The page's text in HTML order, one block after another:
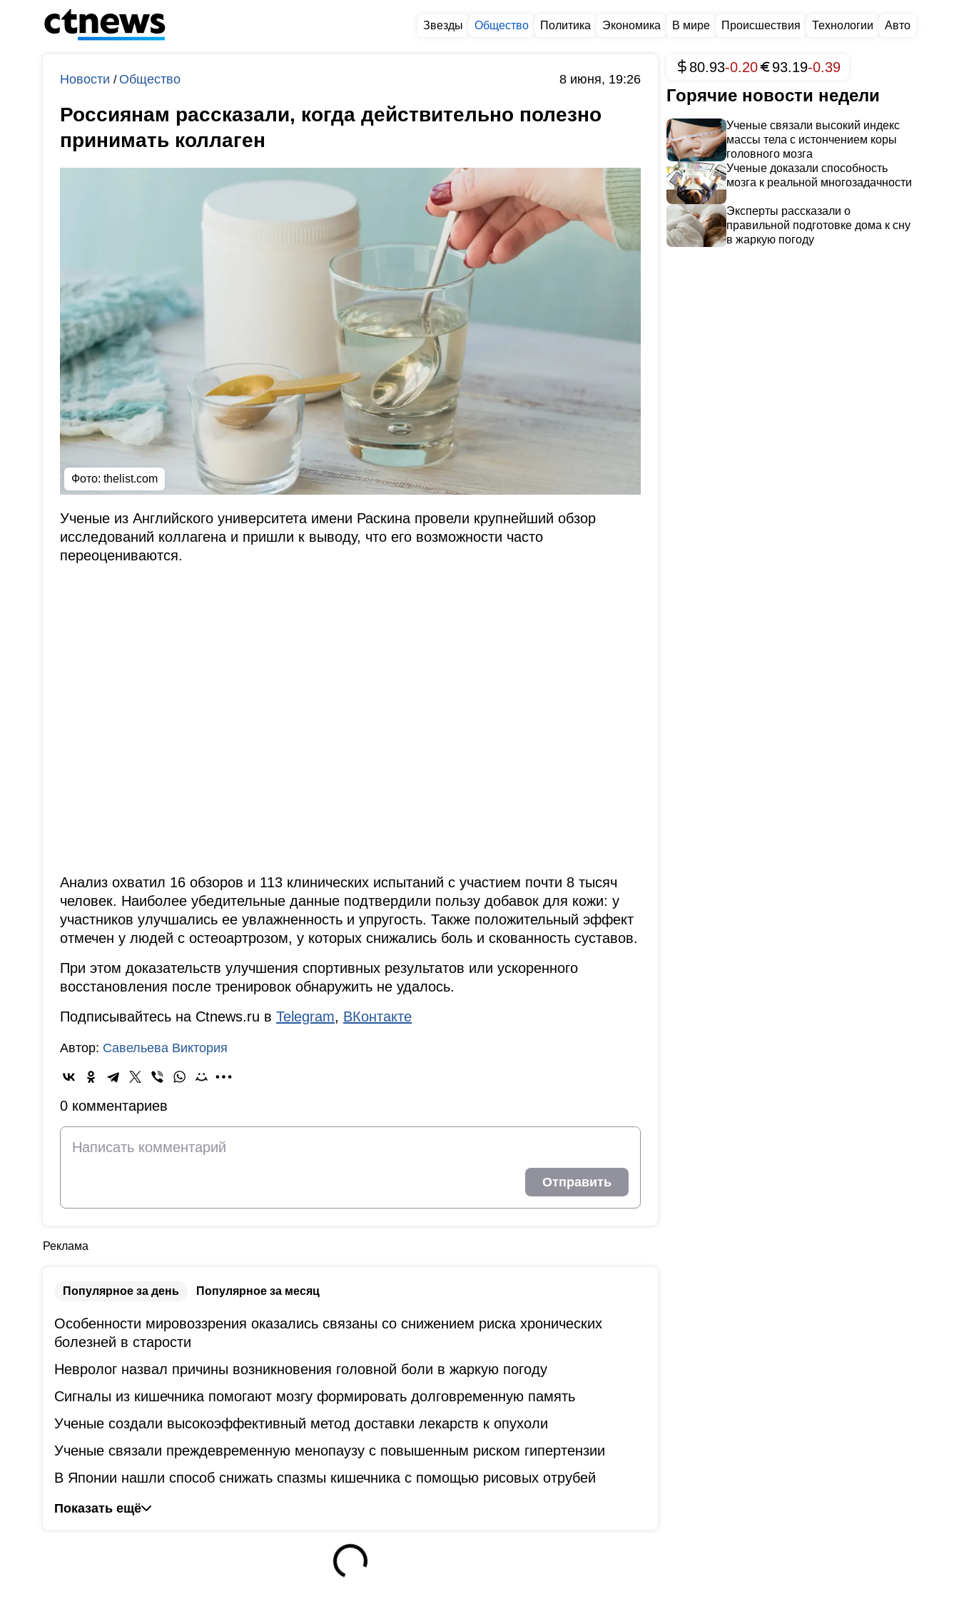
Звезды Общество Политика Экономика В мире Происшествия Технологии Авто
Новости /Общество 8 июня, 19:26
Россиянам рассказали, когда действительно полезно
принимать коллаген
Фото: thelist.com
Ученые из Английского университета имени Раскина провели крупнейший обзор
исследований коллагена и пришли к выводу, что его возможности часто
переоцениваются.
Анализ охватил 16 обзоров и 113 клинических испытаний с участием почти 8 тысяч
человек. Наиболее убедительные данные подтвердили пользу добавок для кожи: у
участников улучшались ее увлажненность и упругость. Также положительный эффект
отмечен у людей с остеоартрозом, у которых снижались боль и скованность суставов.
При этом доказательств улучшения спортивных результатов или ускоренного
восстановления после тренировок обнаружить не удалось.
Подписывайтесь на Ctnews.ru в Telegram, ВКонтакте
Автор: Савельева Виктория
0 комментариев
Отправить
Реклама
Популярное за день Популярное за месяц
Особенности мировоззрения оказались связаны со снижением риска хронических
болезней в старости
Невролог назвал причины возникновения головной боли в жаркую погоду
Сигналы из кишечника помогают мозгу формировать долговременную память
Ученые создали высокоэффективный метод доставки лекарств к опухоли
Ученые связали преждевременную менопаузу с повышенным риском гипертензии
В Японии нашли способ снижать спазмы кишечника с помощью рисовых отрубей
Показать ещё
80.93-0.20 93.19-0.39
Горячие новости недели
Ученые связали высокий индекс
массы тела с истончением коры
головного мозга
Ученые доказали способность
мозга к реальной многозадачности
Эксперты рассказали о
правильной подготовке дома к сну
в жаркую погоду